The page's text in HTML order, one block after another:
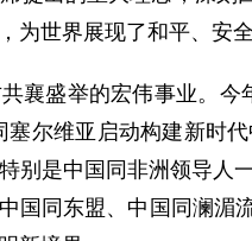
为世界展现了和平、安
襄盛举的宏伟事业。
塞尔维亚启动构建新时
别是中国同非洲领导人
国同东盟、中国同澜